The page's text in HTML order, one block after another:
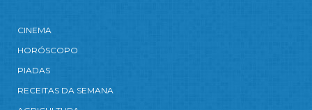
CINEMA
HORÓSCOPO
PIADAS
RECEITAS DA SEMANA